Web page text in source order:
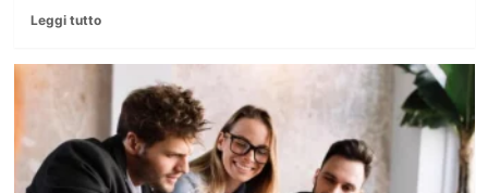
Leggi tutto